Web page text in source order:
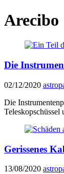
Arecibo
Die
02/12/2020
Die
Teleskopschüssel
Gerissenes
13/08/2020